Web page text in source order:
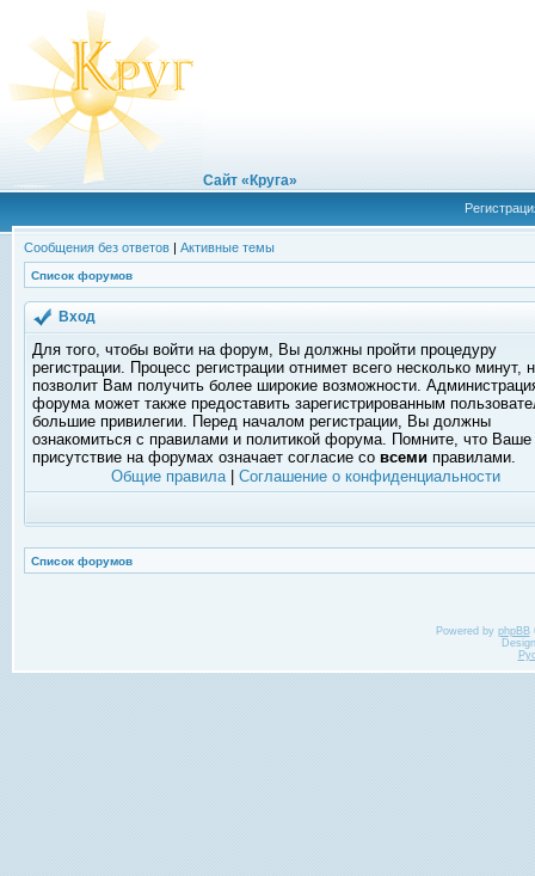
Сайт «Круга»
Сообщения без ответов | Активные темы
Список форумов
Вход
Для того, чтобы войти на форум, Вы должны пройти процедуру
регистрации. Процесс регистрации отнимет всего несколько минут,
позволит Вам получить более широкие возможности.
форума может также предоставить зарегистрированным
большие привилегии. Перед началом регистрации, Вы должны
ознакомиться с правилами и политикой форума. Помните, что Ваше
присутствие на форумах означает согласие со всеми правилами.
Общие правила| Соглашение о конфиденциальности
Список форумов
Powered by phpBB